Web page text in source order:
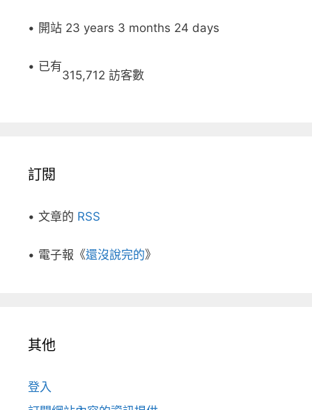
• 開站 23 years 3 months 24 days
• 已有
315,712 訪客數
訂閱
• 文章的 RSS
• 電子報《還沒說完的》
其他
登入